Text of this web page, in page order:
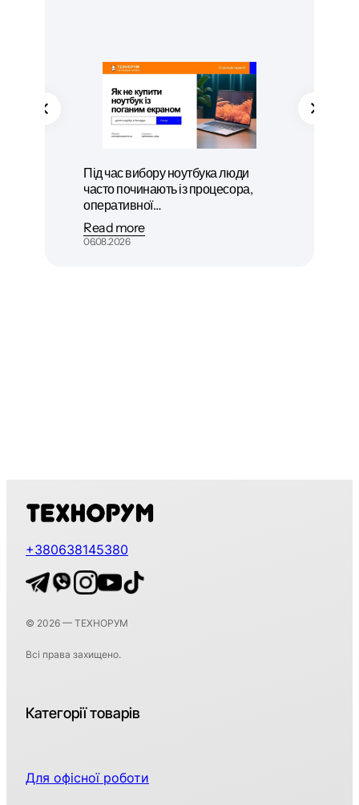
Під час вибору ноутбука люди
часто починають із процесора,
оперативної…
Read more
06.08.2026
+380638145380
© 2026 — ТЕХНОРУМ
Всі права захищено.
Категорії товарів
Для офісної роботи